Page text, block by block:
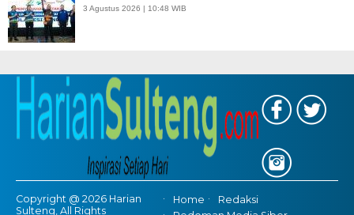
3 Agustus 2026 | 10:48 WIB
Copyright @ 2026 Harian
Sulteng, All Rights
Home
Redaksi